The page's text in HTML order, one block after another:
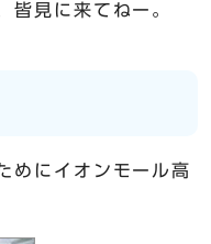
皆見に来てねー。
めにイオンモール高